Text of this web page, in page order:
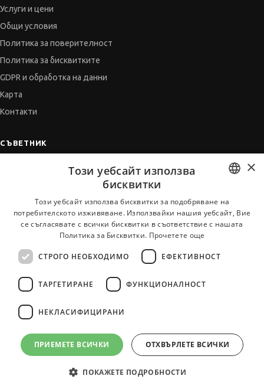
Услуги и цени
Общи условия
Политика за поверителност
Политика за бисквитките
GDPR и обработка на данни
Карта
Контакти
СЪВЕТНИК
Когато получим оферта
Vihra AI
За новодошли
Всички услуги на JobTiger
© 2000-2026 JobTiger. Всички права запазени.
BULGARIAN
ENGLISH
×
Този уебсайт използва
бисквитки
Този уебсайт използва бисквитки за подобряване на
потребителското изживяване. Използвайки нашия уебсайт, Вие
се съгласявате с всички бисквитки в съответствие с нашата
Политика за Бисквитки. Прочетете още
СТРОГО НЕОБХОДИМО ЕФЕКТИВНОСТ
ТАРГЕТИРАНЕ ФУНКЦИОНАЛНОСТ
НЕКЛАСИФИЦИРАНИ
ПРИЕМЕТЕ ВСИЧКИ ОТХВЪРЛЕТЕ ВСИЧКИ
ПОКАЖЕТЕ ПОДРОБНОСТИ